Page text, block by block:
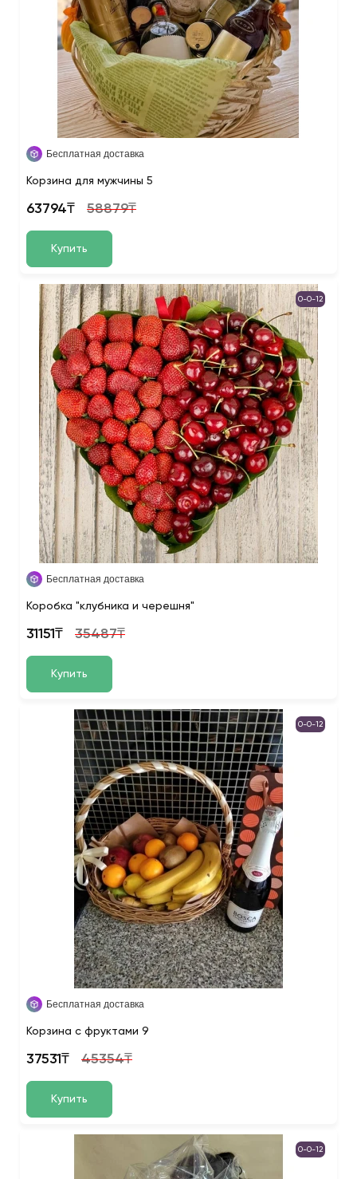
Бесплатная доставка
Корзина для мужчины 5
63794₸ 58879₸
Купить
0-0-12
Бесплатная доставка
Коробка "клубника и черешня"
31151₸ 35487₸
Купить
0-0-12
Бесплатная доставка
Корзина с фруктами 9
37531₸ 45354₸
Купить
0-0-12